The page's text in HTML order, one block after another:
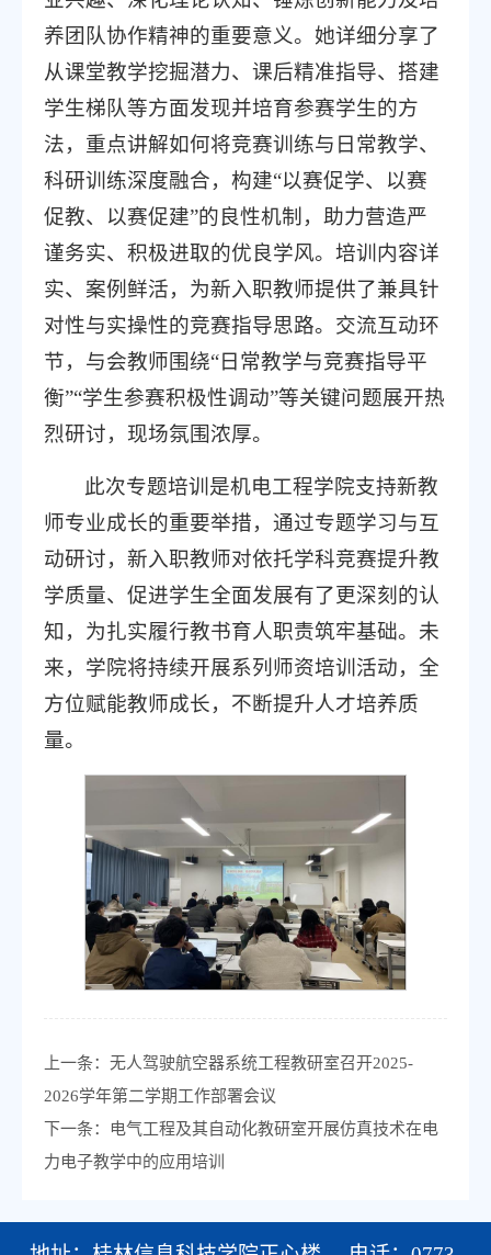
养团队协作精神的重要意义。她详细分享了
从课堂教学挖掘潜力、课后精准指导、搭建
学生梯队等方面发现并培育参赛学生的方
法，重点讲解如何将竞赛训练与日常教学、
科研训练深度融合，构建“以赛促学、以赛
促教、以赛促建”的良性机制，助力营造严
谨务实、积极进取的优良学风。培训内容详
实、案例鲜活，为新入职教师提供了兼具针
对性与实操性的竞赛指导思路。交流互动环
节，与会教师围绕“日常教学与竞赛指导平
衡”“学生参赛积极性调动”等关键问题展开热
烈研讨，现场氛围浓厚。
此次专题培训是机电工程学院支持新教
师专业成长的重要举措，通过专题学习与互
动研讨，新入职教师对依托学科竞赛提升教
学质量、促进学生全面发展有了更深刻的认
知，为扎实履行教书育人职责筑牢基础。未
来，学院将持续开展系列师资培训活动，全
方位赋能教师成长，不断提升人才培养质
量。
上一条： 无人驾驶航空器系统工程教研室召开2025-
2026学年第二学期工作部署会议
下一条：
电气工程及其自动化教研室开展仿真技术在电
力电子教学中的应用培训